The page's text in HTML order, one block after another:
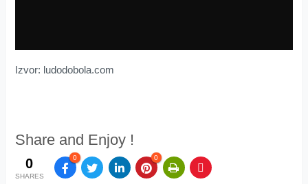
Izvor: ludodobola.com
Share and Enjoy !
0
SHARES
0 0